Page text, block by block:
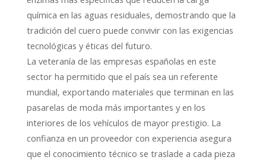
química en las aguas residuales, demostrando que la
tradición del cuero puede convivir con las exigencias
tecnológicas y éticas del futuro.
La veteranía de las empresas españolas en este
sector ha permitido que el país sea un referente
mundial, exportando materiales que terminan en las
pasarelas de moda más importantes y en los
interiores de los vehículos de mayor prestigio. La
confianza en un proveedor con experiencia asegura
que el conocimiento técnico se traslade a cada pieza